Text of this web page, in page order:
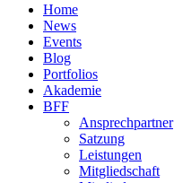
Home
News
Events
Blog
Portfolios
Akademie
BFF
Ansprechpartner
Satzung
Leistungen
Mitgliedschaft